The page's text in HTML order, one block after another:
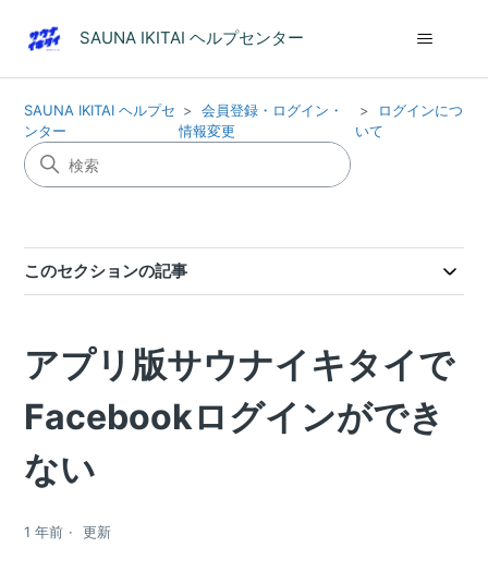
SAUNA IKITAI ヘルプセンター
SAUNA IKITAI ヘルプセ
ンター
会員登録・ログイン・
情報変更
ログインにつ
いて
このセクションの記事
アプリ版サウナイキタイで
Facebookログインができ
ない
1 年前 更新